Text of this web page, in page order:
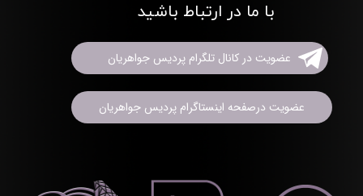
با ما در ارتباط باشید
عضویت در کانال تلگرام پردیس جواهریان
عضویت درصفحه اینستاگرام پردیس جواهریان